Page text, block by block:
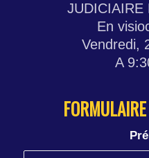
JUDICIAIRE
En
Vendredi,
A